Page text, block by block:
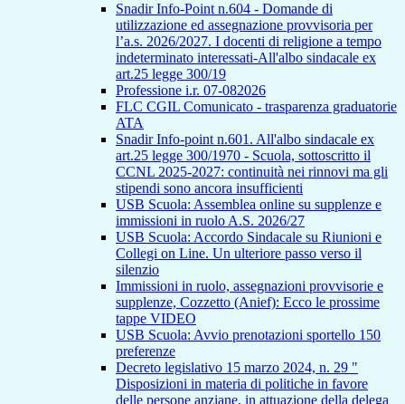
Snadir Info-Point n.604 - Domande di
utilizzazione ed assegnazione provvisoria per
l’a.s. 2026/2027. I docenti di religione a tempo
indeterminato interessati-All'albo sindacale ex
art.25 legge 300/19
Professione i.r. 07-082026
FLC CGIL Comunicato - trasparenza graduatorie
ATA
Snadir Info-point n.601. All'albo sindacale ex
art.25 legge 300/1970 - Scuola, sottoscritto il
CCNL 2025-2027: continuità nei rinnovi ma gli
stipendi sono ancora insufficienti
USB Scuola: Assemblea online su supplenze e
immissioni in ruolo A.S. 2026/27
USB Scuola: Accordo Sindacale su Riunioni e
Collegi on Line. Un ulteriore passo verso il
silenzio
Immissioni in ruolo, assegnazioni provvisorie e
supplenze, Cozzetto (Anief): Ecco le prossime
tappe VIDEO
USB Scuola: Avvio prenotazioni sportello 150
preferenze
Decreto legislativo 15 marzo 2024, n. 29 "
Disposizioni in materia di politiche in favore
delle persone anziane, in attuazione della delega